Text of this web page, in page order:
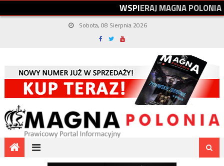
WSPIERAJMAGNAPOLONIA
Sobota, 08 Sierpnia 2026